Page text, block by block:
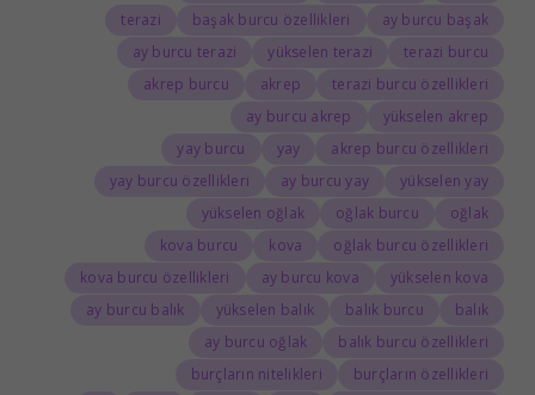
ay burcu başak
başak burcu özellikleri
terazi
terazi burcu
yükselen terazi
ay burcu terazi
terazi burcu özellikleri
akrep
akrep burcu
yükselen akrep
ay burcu akrep
akrep burcu özellikleri
yay
yay burcu
yükselen yay
ay burcu yay
yay burcu özellikleri
oğlak
oğlak burcu
yükselen oğlak
oğlak burcu özellikleri
kova
kova burcu
yükselen kova
ay burcu kova
kova burcu özellikleri
balık
balık burcu
yükselen balık
ay burcu balık
balık burcu özellikleri
ay burcu oğlak
burçların özellikleri
burçların nitelikleri